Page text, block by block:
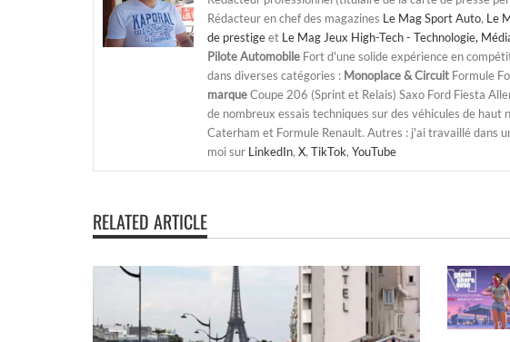
Rédacteur en chef des magazines Le Mag Sport Auto, Le
de prestigeet Le Mag Jeux High-Tech - Technologie,
Pilote Automobile Fort d'une solide expérience en
dans diverses catégories : Monoplace & Circuit Formule
marqueCoupe 206 (Sprint et Relais) Saxo Ford Fiesta
de nombreux essais techniques sur des véhicules de haut
Caterham et Formule Renault. Autres : j'ai travaillé dans
moi sur LinkedIn, X, TikTok, YouTube
RELATED ARTICLE